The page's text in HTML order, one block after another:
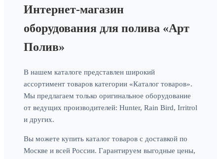
Интернет-магазин
оборудования для полива «Арт
Полив»
В нашем каталоге представлен широкий
ассортимент товаров категории «Каталог товаров».
Мы предлагаем только оригинальное оборудование
от ведущих производителей: Hunter, Rain Bird, Irritrol
и других.
Вы можете купить каталог товаров с доставкой по
Москве и всей России. Гарантируем выгодные цены,